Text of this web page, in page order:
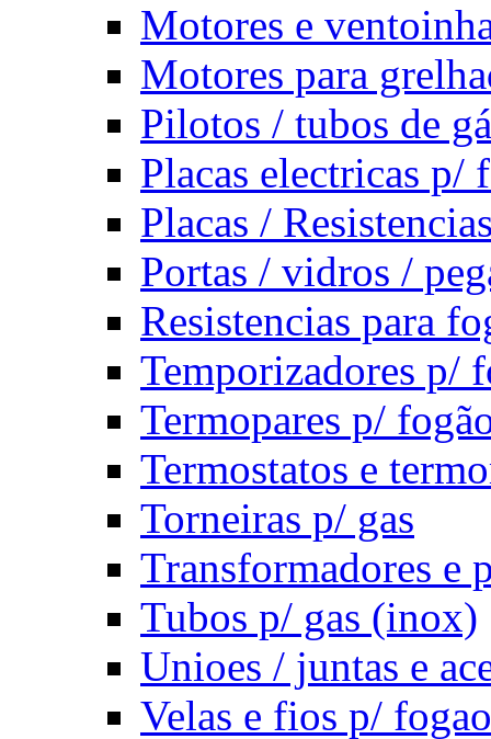
Motores e
Motores para
Pilotos / tubos de
Placas electricas p/
Placas /
Portas / vidros /
Resistencias para
Temporizadores p/
Termopares p/
Termostatos e
Torneiras p/ gas
Transformadores e
Tubos p/ gas (inox)
Unioes / juntas e
Velas e fios p/ fogao